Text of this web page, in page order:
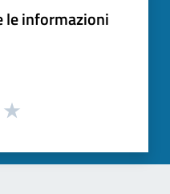
le informazioni